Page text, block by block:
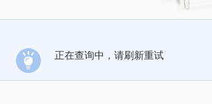
正在查询中，请刷新重试